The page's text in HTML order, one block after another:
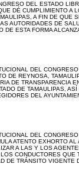
DEL ESTADO
DÉ CUMPLIMIENTO A
A FIN DE QUE
AUTORIDADES DE
ESTA FORMA
DEL
DE REYNOSA,
DE TRANSPARENCIA
DE TAMAULIPAS, ASÍ
DEL
DEL
ATENTO EXHORTO AL
A LAS Y LOS
CONDUCTORES QUE
DE TRÁNSITO VIGENTE